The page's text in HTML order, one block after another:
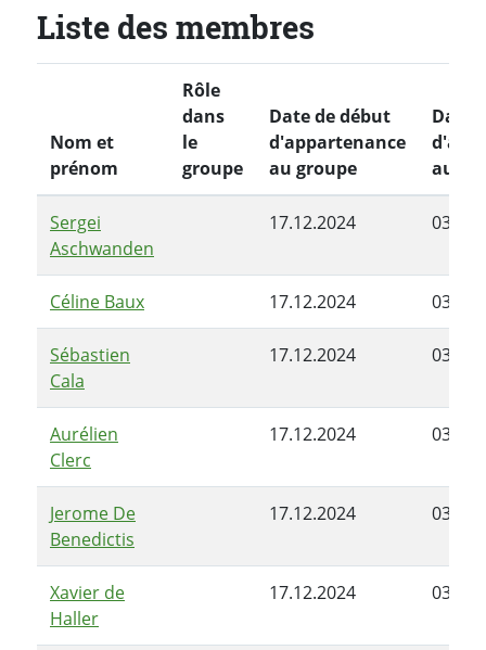
Liste des membres
Nom et
prénom
Rôle
dans
le
groupe
Date de début
d'appartenance
au groupe
Date
au
Sergei
Aschwanden
17.12.2024
Céline Baux 17.12.2024
Sébastien
Cala
17.12.2024
Aurélien
Clerc
17.12.2024
Jerome De
Benedictis
17.12.2024
Xavier de
Haller
17.12.2024